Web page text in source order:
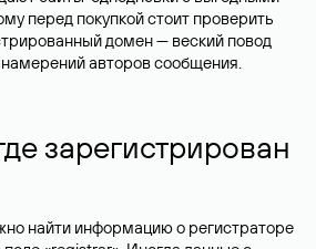
перед покупкой стоит проверить
домен — веский повод
авторов сообщения.
зарегистрирован
найти информацию о регистраторе